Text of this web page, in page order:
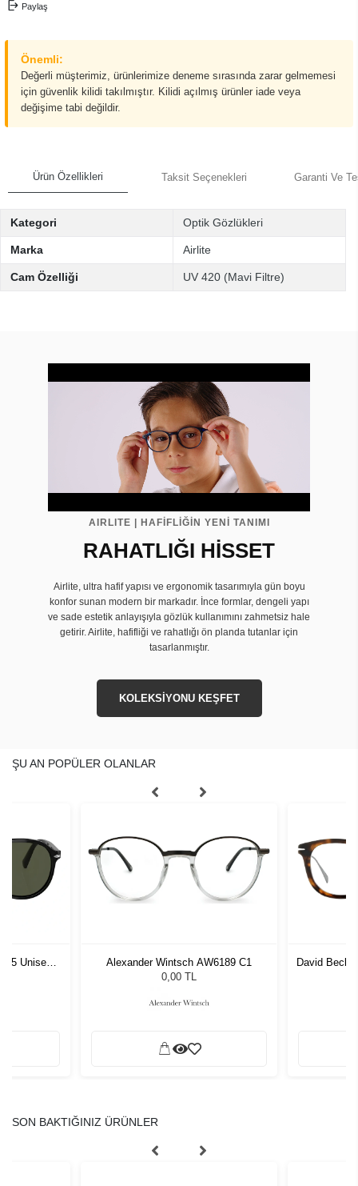
Paylaş
Önemli:
Değerli müşterimiz, ürünlerimize deneme sırasında zarar gelmemesi
için güvenlik kilidi takılmıştır. Kilidi açılmış ürünler iade veya
değişime tabi değildir.
Ürün Özellikleri Taksit Seçenekleri Garanti Ve
Kategori Optik Gözlükleri
Marka Airlite
Cam Özelliği UV 420 (Mavi Filtre)
AIRLITE | HAFİFLİĞİN YENİ TANIMI
RAHATLIĞI HİSSET
Airlite, ultra hafif yapısı ve ergonomik tasarımıyla gün boyu
konfor sunan modern bir markadır. İnce formlar, dengeli yapı
ve sade estetik anlayışıyla gözlük kullanımını zahmetsiz hale
getirir. Airlite, hafifliği ve rahatlığı ön planda tutanlar için
tasarlanmıştır.
KOLEKSİYONU KEŞFET
ŞU AN POPÜLER OLANLAR
55 Unisex
Alexander Wintsch AW6189 C1
0,00 TL
David
SON BAKTIĞINIZ ÜRÜNLER